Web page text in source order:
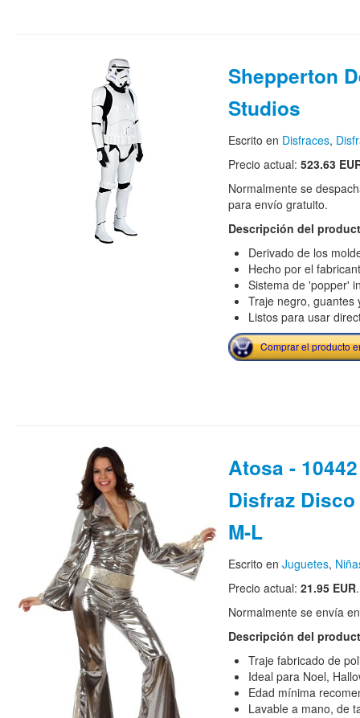
Shepperton
Studios
Escrito en Disfraces,
Precio actual: 523.63
Normalmente se
para envío gratuito.
Descripción del
Derivado de los
Hecho por el
Sistema de 'popper'
Traje negro, guantes
Listos para usar
Comprar el producto
Atosa -
Disfraz
M-L
Escrito en Juguetes,
Precio actual: 21.95 EUR.
Normalmente se envía
Descripción del
Traje fabricado de
Ideal para Noel,
Edad mínima
Lavable a mano, de